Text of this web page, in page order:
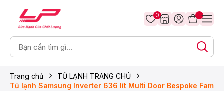
0
Trang chủ
TỦ LẠNH TRANG CHỦ
Tủ lạnh Samsung Inverter 636 lít Multi Door Bespoke Fam